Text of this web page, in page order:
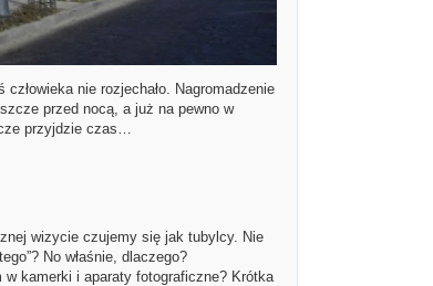
nie rozjechało. Nagromadzenie
przed nocą, a już na pewno w
przyjdzie czas…
wizycie czujemy się jak tubylcy. Nie
No właśnie, dlaczego?
kamerki i aparaty fotograficzne? Krótka